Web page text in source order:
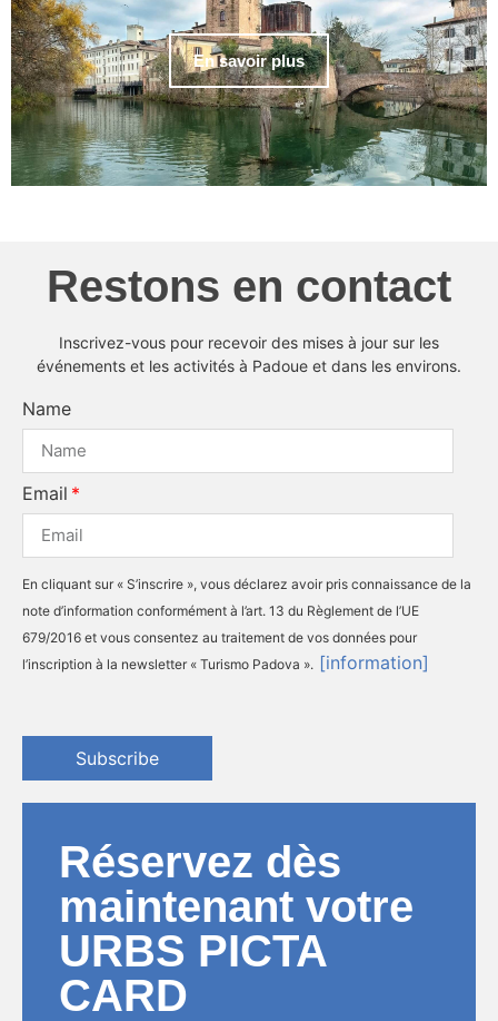
En savoir plus
Restons en contact
Inscrivez-vous pour recevoir des mises à jour sur les
événements et les activités à Padoue et dans les environs.
Name
Email
En cliquant sur « S’inscrire », vous déclarez avoir pris connaissance de la
note d’information conformément à l’art. 13 du Règlement de l’UE
679/2016 et vous consentez au traitement de vos données pour
l’inscription à la newsletter « Turismo Padova ». [information]
Subscribe
Réservez dès
maintenant votre
URBS PICTA
CARD